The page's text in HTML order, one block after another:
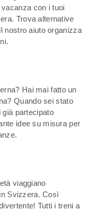
con i tuoi
Trova alternative
nostro aiuto organizza
Hai mai fatto un
Quando sei stato
già partecipato
idee su misura per
viaggiano
Svizzera. Così
Tutti i treni a